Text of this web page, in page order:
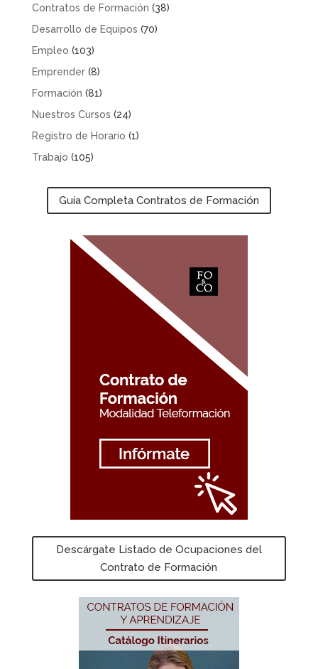
Contratos de Formación (38)
Desarrollo de Equipos (70)
Empleo (103)
Emprender(8)
Formación (81)
Nuestros Cursos (24)
Registro de Horario (1)
Trabajo (105)
Guía Completa Contratos de Formación
Descárgate Listado de Ocupaciones del
Contrato de Formación